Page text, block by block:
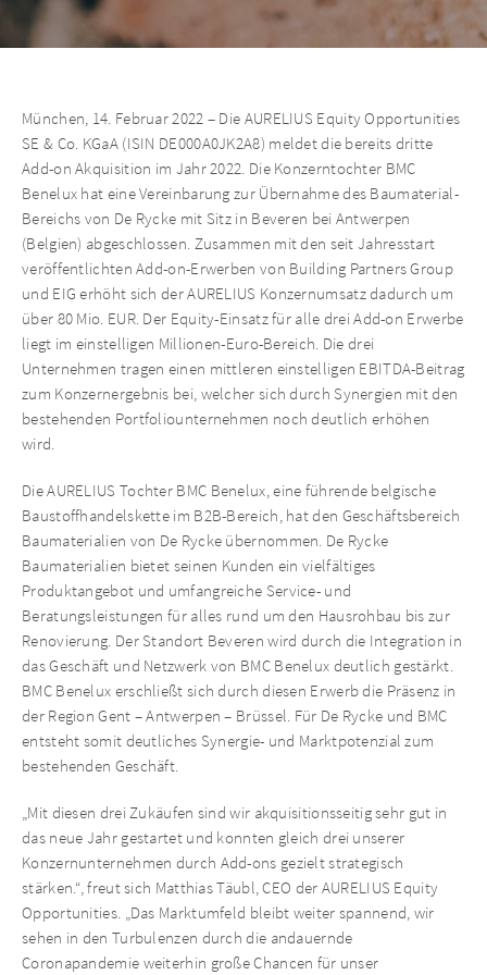
München, 14. Februar 2022 – Die AURELIUS Equity Opportunities
SE & Co. KGaA (ISIN DE000A0JK2A8) meldet die bereits dritte
Add-on Akquisition im Jahr 2022. Die Konzerntochter BMC
Benelux hat eine Vereinbarung zur Übernahme des Baumaterial-
Bereichs von De Rycke mit Sitz in Beveren bei Antwerpen
(Belgien) abgeschlossen. Zusammen mit den seit Jahresstart
veröffentlichten Add-on-Erwerben von Building Partners Group
und EIG erhöht sich der AURELIUS Konzernumsatz dadurch um
über 80 Mio. EUR. Der Equity-Einsatz für alle drei Add-on Erwerbe
liegt im einstelligen Millionen-Euro-Bereich. Die drei
Unternehmen tragen einen mittleren einstelligen EBITDA-Beitrag
zum Konzernergebnis bei, welcher sich durch Synergien mit den
bestehenden Portfoliounternehmen noch deutlich erhöhen
wird.
Die AURELIUS Tochter BMC Benelux, eine führende belgische
Baustoffhandelskette im B2B-Bereich, hat den Geschäftsbereich
Baumaterialien von De Rycke übernommen. De Rycke
Baumaterialien bietet seinen Kunden ein vielfältiges
Produktangebot und umfangreiche Service- und
Beratungsleistungen für alles rund um den Hausrohbau bis zur
Renovierung. Der Standort Beveren wird durch die Integration in
das Geschäft und Netzwerk von BMC Benelux deutlich gestärkt.
BMC Benelux erschließt sich durch diesen Erwerb die Präsenz in
der Region Gent – Antwerpen – Brüssel. Für De Rycke und BMC
entsteht somit deutliches Synergie- und Marktpotenzial zum
bestehenden Geschäft.
„Mit diesen drei Zukäufen sind wir akquisitionsseitig sehr gut in
das neue Jahr gestartet und konnten gleich drei unserer
Konzernunternehmen durch Add-ons gezielt strategisch
stärken.“, freut sich Matthias Täubl, CEO der AURELIUS Equity
Opportunities. „Das Marktumfeld bleibt weiter spannend, wir
sehen in den Turbulenzen durch die andauernde
Coronapandemie weiterhin große Chancen für unser